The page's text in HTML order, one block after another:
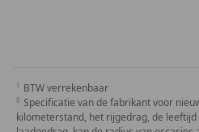
BTW verrekenbaar
Specificatie van de fabrikant voor
kilometerstand, het rijgedrag, de